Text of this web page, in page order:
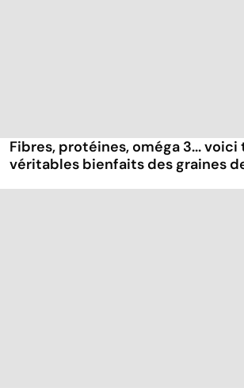
Fibres, protéines, oméga 3... voici
véritables bienfaits des graines